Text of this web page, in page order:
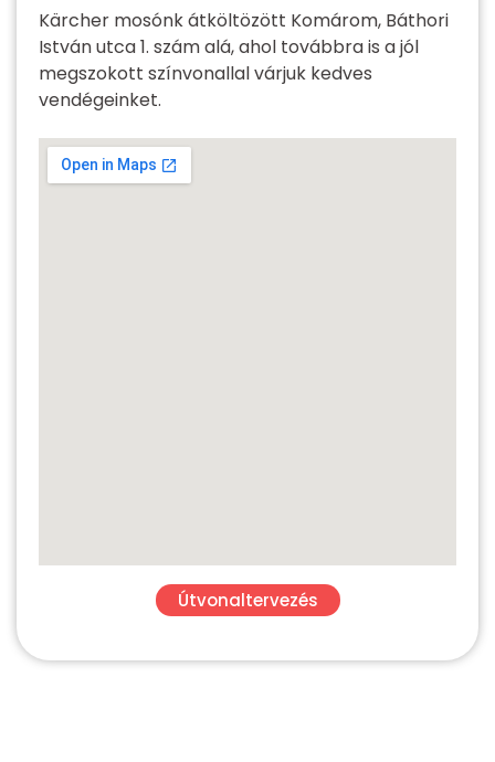
Kärcher mosónk átköltözött Komárom, Báthori
István utca 1. szám alá, ahol továbbra is a jól
megszokott színvonallal várjuk kedves
vendégeinket.
Útvonaltervezés